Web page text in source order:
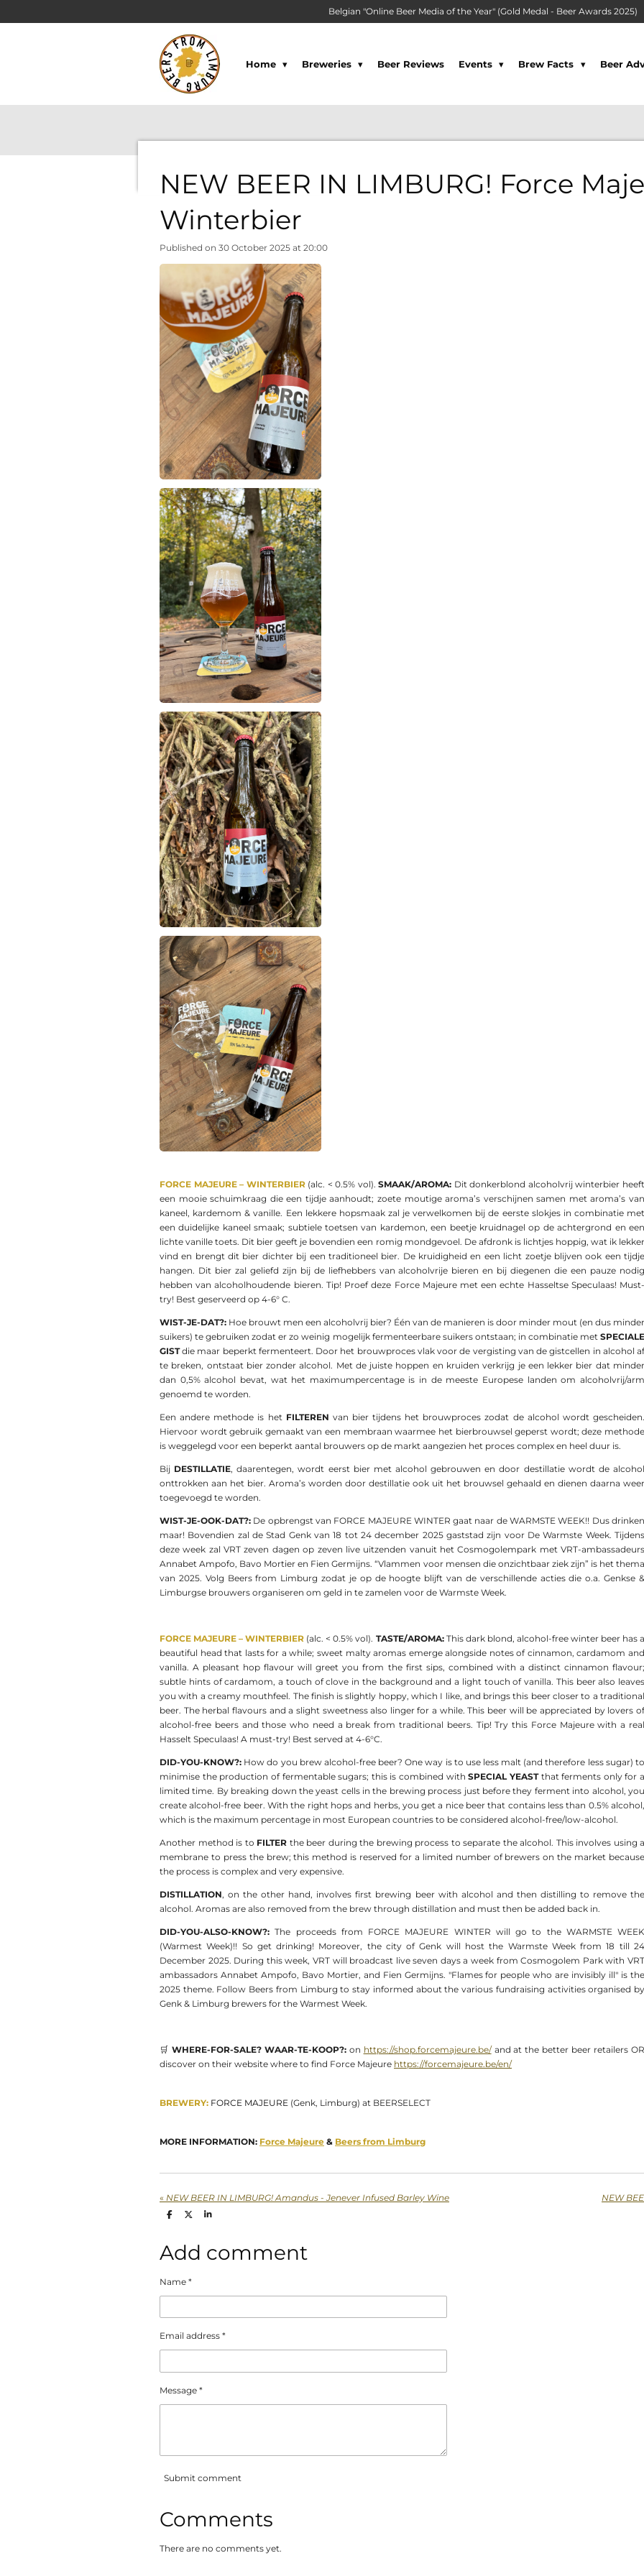
Belgian "Online Beer Media of the Year" (Gold Medal - Beer Awards 2025)
Home Breweries Beer Reviews Events Brew Facts Beer
NEW BEER IN LIMBURG! Force
Winterbier
Published on 30 October 2025 at 20:00
FORCE MAJEURE – WINTERBIER(alc. < 0.5% vol).SMAAK/AROMA: Dit donkerblond alcoholvrij winterbier heeft
een mooie schuimkraag die een tijdje aanhoudt; zoete moutige aroma’s verschijnen samen met aroma’s van
kaneel, kardemom & vanille. Een lekkere hopsmaak zal je verwelkomen bij de eerste slokjes in combinatie met
een duidelijke kaneel smaak; subtiele toetsen van kardemon, een beetje kruidnagel op de achtergrond en een
lichte vanille toets. Dit bier geeft je bovendien een romig mondgevoel. De afdronk is lichtjes hoppig, wat ik lekker
vind en brengt dit bier dichter bij een traditioneel bier. De kruidigheid en een licht zoetje blijven ook een tijdje
hangen. Dit bier zal geliefd zijn bij de liefhebbers van alcoholvrije bieren en bij diegenen die een pauze nodig
hebben van alcoholhoudende bieren. Tip! Proef deze Force Majeure met een echte Hasseltse Speculaas! Must-
try! Best geserveerd op 4-6° C.
WIST-JE-DAT?: Hoe brouwt men een alcoholvrij bier? Één van de manieren is door minder mout (en dus minder
suikers) te gebruiken zodat er zo weinig mogelijk fermenteerbare suikers ontstaan; in combinatie met SPECIALE
GISTdie maar beperkt fermenteert. Door het brouwproces vlak voor de vergisting van de gistcellen in alcohol af
te breken, ontstaat bier zonder alcohol. Met de juiste hoppen en kruiden verkrijg je een lekker bier dat minder
dan 0,5% alcohol bevat, wat het maximumpercentage is in de meeste Europese landen om alcoholvrij/arm
genoemd te worden.
Een andere methode is het FILTEREN van bier tijdens het brouwproces zodat de alcohol wordt gescheiden.
Hiervoor wordt gebruik gemaakt van een membraan waarmee het bierbrouwsel geperst wordt; deze methode
is weggelegd voor een beperkt aantal brouwers op de markt aangezien het proces complex en heel duur is.
Bij DESTILLATIE, daarentegen, wordt eerst bier met alcohol gebrouwen en door destillatie wordt de alcohol
onttrokken aan het bier. Aroma’s worden door destillatie ook uit het brouwsel gehaald en dienen daarna weer
toegevoegd te worden.
WIST-JE-OOK-DAT?: De opbrengst van FORCE MAJEURE WINTER gaat naar de WARMSTE WEEK!! Dus drinken
maar! Bovendien zal de Stad Genk van 18 tot 24 december 2025 gaststad zijn voor De Warmste Week. Tijdens
deze week zal VRT zeven dagen op zeven live uitzenden vanuit het Cosmogolempark met VRT-ambassadeurs
Annabet Ampofo, Bavo Mortier en Fien Germijns. “Vlammen voor mensen die onzichtbaar ziek zijn” is het thema
van 2025. Volg Beers from Limburg zodat je op de hoogte blijft van de verschillende acties die o.a. Genkse &
Limburgse brouwers organiseren om geld in te zamelen voor de Warmste Week.
FORCE MAJEURE – WINTERBIER (alc. < 0.5% vol). TASTE/AROMA:This dark blond, alcohol-free winter beer has a
beautiful head that lasts for a while; sweet malty aromas emerge alongside notes of cinnamon, cardamom and
vanilla. A pleasant hop flavour will greet you from the first sips, combined with a distinct cinnamon flavour;
subtle hints of cardamom, a touch of clove in the background and a light touch of vanilla. This beer also leaves
you with a creamy mouthfeel. The finish is slightly hoppy, which I like, and brings this beer closer to a traditional
beer. The herbal flavours and a slight sweetness also linger for a while. This beer will be appreciated by lovers of
alcohol-free beers and those who need a break from traditional beers. Tip! Try this Force Majeure with a real
Hasselt Speculaas! A must-try! Best served at 4-6°C.
DID-YOU-KNOW?: How do you brew alcohol-free beer? One way is to use less malt (and therefore less sugar) to
minimise the production of fermentable sugars; this is combined withSPECIAL YEASTthat ferments only for a
limited time. By breaking down the yeast cells in the brewing process just before they ferment into alcohol, you
create alcohol-free beer. With the right hops and herbs, you get a nice beer that contains less than 0.5% alcohol,
which is the maximum percentage in most European countries to be considered alcohol-free/low-alcohol.
Another method is to FILTER the beer during the brewing process to separate the alcohol. This involves using a
membrane to press the brew; this method is reserved for a limited number of brewers on the market because
the process is complex and very expensive.
DISTILLATION, on the other hand, involves first brewing beer with alcohol and then distilling to remove the
alcohol. Aromas are also removed from the brew through distillation and must then be added back in.
DID-YOU-ALSO-KNOW?: The proceeds from FORCE MAJEURE WINTER will go to the WARMSTE WEEK
(Warmest Week)!! So get drinking! Moreover, the city of Genk will host the Warmste Week from 18 till 24
December 2025. During this week, VRT will broadcast live seven days a week from Cosmogolem Park with VRT
ambassadors Annabet Ampofo, Bavo Mortier, and Fien Germijns. "Flames for people who are invisibly ill" is the
2025 theme. Follow Beers from Limburg to stay informed about the various fundraising activities organised by
Genk & Limburg brewers for the Warmest Week.
🛒 WHERE-FOR-SALE? WAAR-TE-KOOP?:on https://shop.forcemajeure.be/and at the better beer retailers OR
discover on their website where to find Force Majeure https://forcemajeure.be/en/
BREWERY: FORCE MAJEURE (Genk, Limburg) at BEERSELECT
MORE INFORMATION: Force Majeure & Beers from Limburg
« NEW BEER IN LIMBURG! Amandus - Jenever Infused Barley Wine NEW
S
e
S
e
S
e
Add comment
Name *
Email address *
Message *
Submit comment
Comments
There are no comments yet.